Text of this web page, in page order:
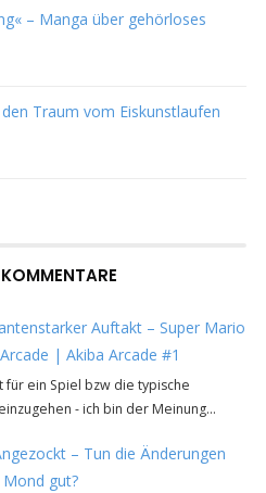
– Manga über gehörloses
Traum vom Eiskunstlaufen
Auftakt – Super Mario
| Akiba Arcade #1
für ein Spiel bzw die typische
- ich bin der Meinung…
– Tun die Änderungen
gut?